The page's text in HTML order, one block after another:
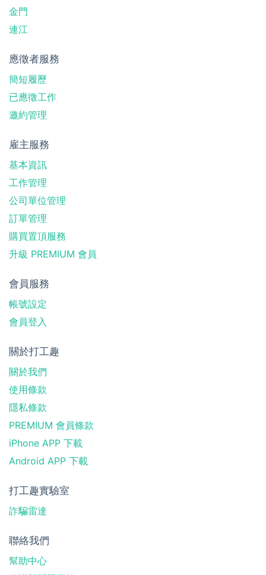
金門
連江
應徵者服務
簡短履歷
已應徵工作
邀約管理
雇主服務
基本資訊
工作管理
公司單位管理
訂單管理
購買置頂服務
升級 PREMIUM 會員
會員服務
帳號設定
會員登入
關於打工趣
關於我們
使用條款
隱私條款
PREMIUM 會員條款
iPhone APP 下載
Android APP 下載
打工趣實驗室
詐騙雷達
聯絡我們
幫助中心